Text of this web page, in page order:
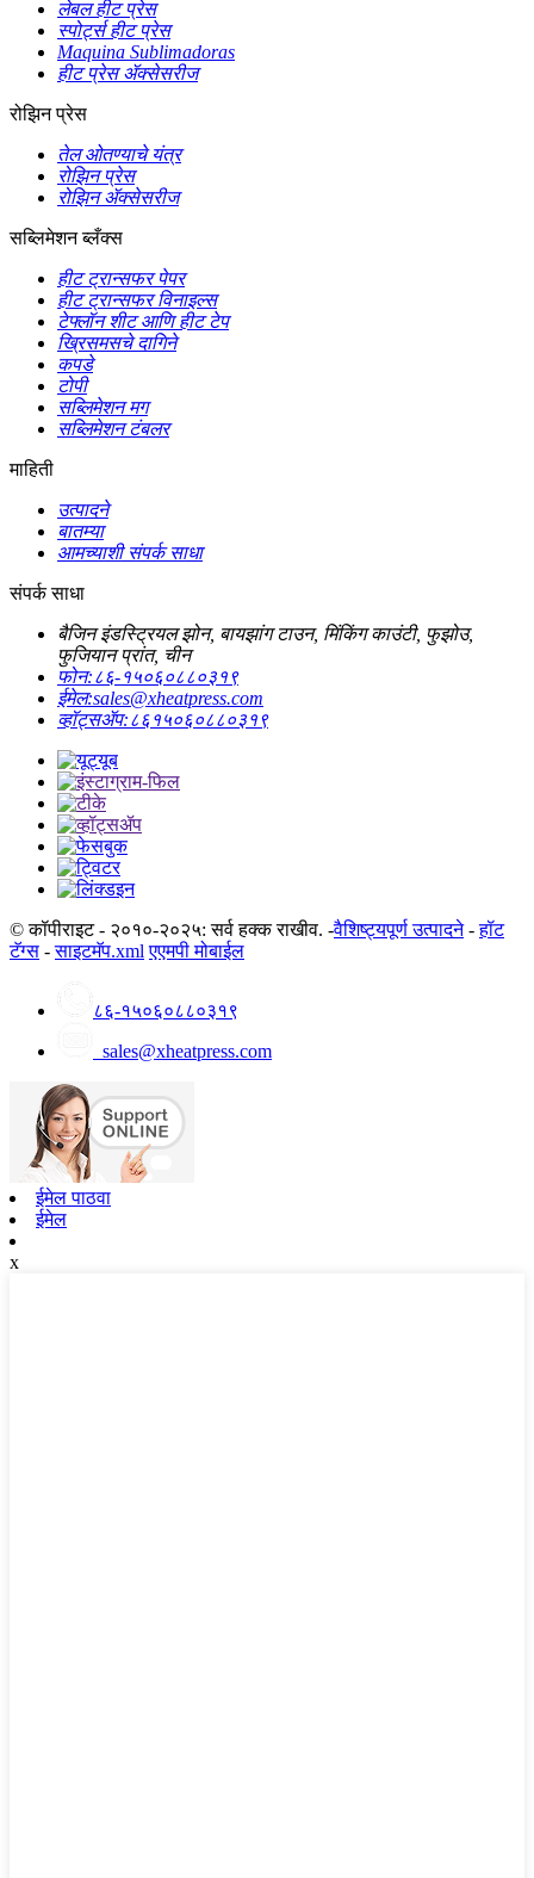
लेबल हीट प्रेस
स्पोर्ट्स हीट प्रेस
Maquina Sublimadoras
हीट प्रेस ॲक्सेसरीज
रोझिन प्रेस
तेल ओतण्याचे यंत्र
रोझिन प्रेस
रोझिन ॲक्सेसरीज
सब्लिमेशन ब्लँक्स
हीट ट्रान्सफर पेपर
हीट ट्रान्सफर विनाइल्स
टेफ्लॉन शीट आणि हीट टेप
ख्रिसमसचे दागिने
कपडे
टोपी
सब्लिमेशन मग
सब्लिमेशन टंबलर
माहिती
उत्पादने
बातम्या
आमच्याशी संपर्क साधा
संपर्क साधा
बैजिन इंडस्ट्रियल झोन, बायझांग टाउन, मिंकिंग काउंटी, फुझोउ,
फुजियान प्रांत, चीन
फोन:८६-१५०६०८८०३१९
ईमेल:sales@xheatpress.com
व्हॉट्सॲप:८६१५०६०८८०३१९
© कॉपीराइट - २०१०-२०२५: सर्व हक्क राखीव. -वैशिष्ट्यपूर्ण उत्पादने-हॉट
टॅग्स -साइटमॅप.xml एएमपी मोबाईल
८६-१५०६०८८०३१९
sales@xheatpress.com
ईमेल पाठवा
ईमेल
x